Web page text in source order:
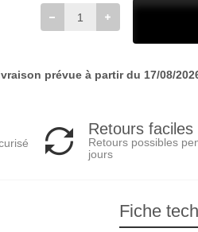
prévue à partir du 17/08/
Retours faciles
Retours possibles
jours
Fiche